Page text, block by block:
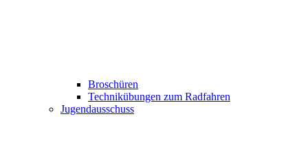
Broschüren
Technikübungen zum Radfahren
Jugendausschuss